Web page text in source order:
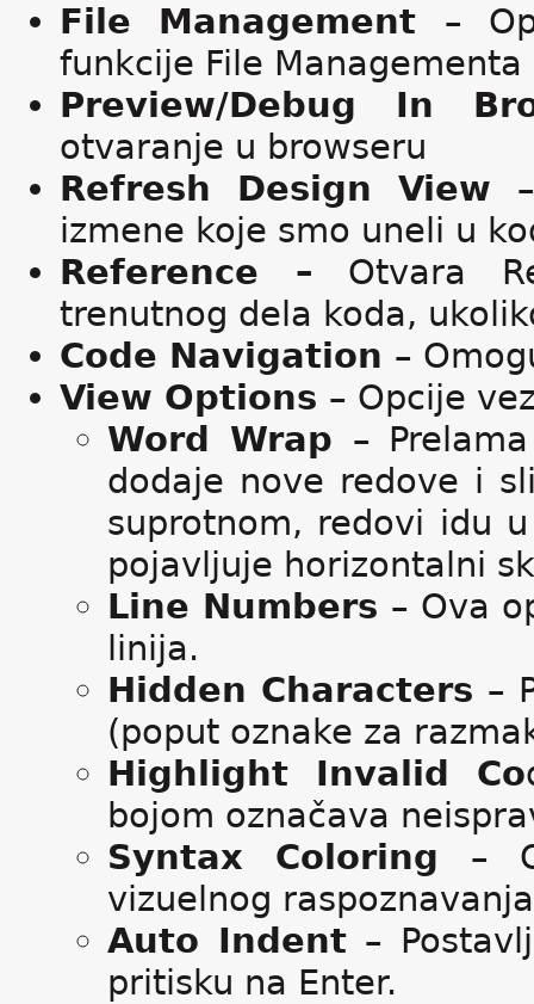
File Management –
funkcije File Managementa
Preview/Debug In
otvaranje u browseru
Refresh Design View
izmene koje smo uneli u
Reference – Otvara
trenutnog dela koda,
Code Navigation –
View Options – Opcije
Word Wrap –
dodaje nove redove i
suprotnom, redovi idu
pojavljuje horizontalni
Line Numbers – Ova
linija.
Hidden Characters –
(poput oznake za
Highlight Invalid Co
bojom označava
Syntax Coloring –
vizuelnog
Auto Indent –
pritisku na Enter.